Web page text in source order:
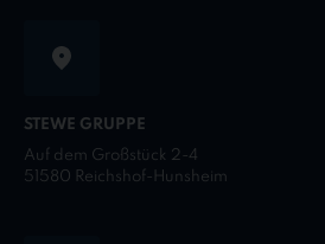
STEWE GRUPPE
Auf dem Großstück 2-4
51580 Reichshof-Hunsheim